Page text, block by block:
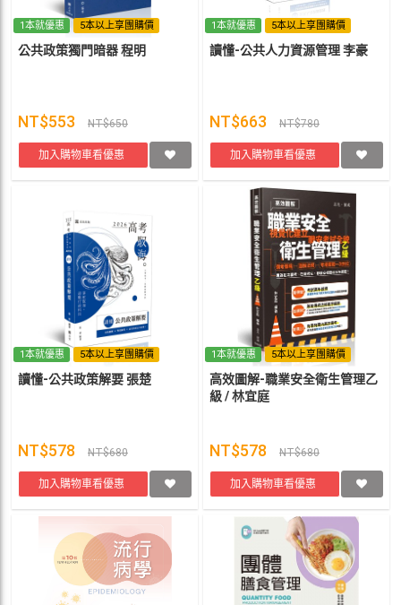
1本就優惠 5本以上享團購價
公共政策獨門暗器 程明
NT$553 NT$650
加入購物車看優惠
1本就優惠 5本以上享團購價
讀懂-公共人力資源管理 李豪
NT$663 NT$780
加入購物車看優惠
1本就優惠 5本以上享團購價
讀懂-公共政策解要 張楚
NT$578 NT$680
加入購物車看優惠
1本就優惠 5本以上享團購價
高效圖解-職業安全衛生管理乙
級 / 林宜庭
NT$578 NT$680
加入購物車看優惠